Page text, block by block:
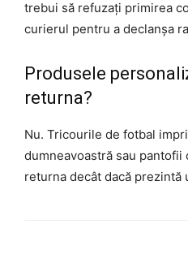
trebui să refuzați primirea
curierul pentru a declanșa
Produsele
returna?
Nu. Tricourile de fotbal
dumneavoastră sau
returna decât dacă prezintă